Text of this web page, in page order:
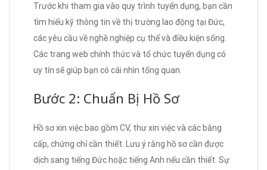
Trước khi tham gia vào quy trình tuyển dụng, bạn cần
tìm hiểu kỹ thông tin về thị trường lao động tại Đức,
các yêu cầu về nghề nghiệp cụ thể và điều kiện sống.
Các trang web chính thức và tổ chức tuyển dụng có
uy tín sẽ giúp bạn có cái nhìn tổng quan.
Bước 2: Chuẩn Bị Hồ Sơ
Hồ sơ xin việc bao gồm CV, thư xin việc và các bằng
cấp, chứng chỉ cần thiết. Lưu ý rằng hồ sơ cần được
dịch sang tiếng Đức hoặc tiếng Anh nếu cần thiết. Sự